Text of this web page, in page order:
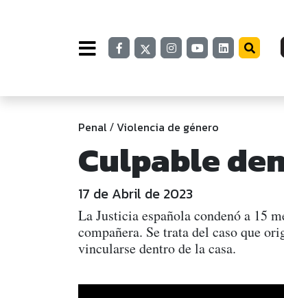
Penal/Violencia de género
Culpable
17 de Abril de 2023
La Justicia española condenó a 15
compañera. Se trata del caso que
vincularse dentro de la casa.